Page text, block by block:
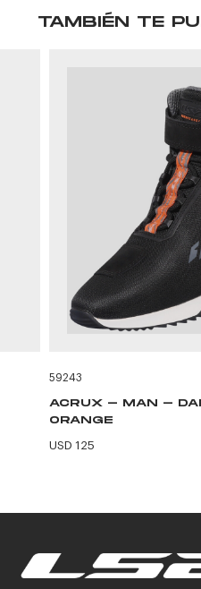
TAMBIÉN TE
59243
ACRUX - MAN -
ORANGE
USD 125